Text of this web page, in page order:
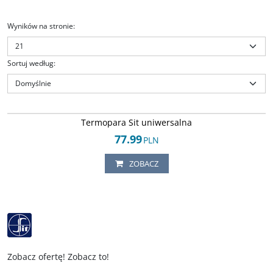
Wyników na stronie:
Sortuj według:
Termopara uniwersalna Sit Group długości 900mm w zestawie ze złączkami 9
do mocowania. Oryginalny, fabrycznie nowy produkt Sit w kategorii OEM.
oferta w kategorii (OEM/O) części oryginalne stosowane w pierwszym
Termopara Sit uniwersalna
77.99PLN
ZOBACZ
Zobacz ofertę! Zobacz to!